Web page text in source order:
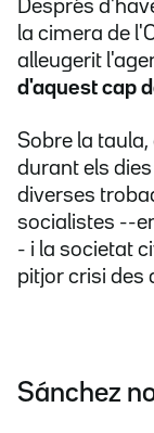
Després
la cimera de
alleugerit
d'aquest cap
Sobre la
durant els
diverses
socialistes --
- i la societat
pitjor crisi des
Sánchez